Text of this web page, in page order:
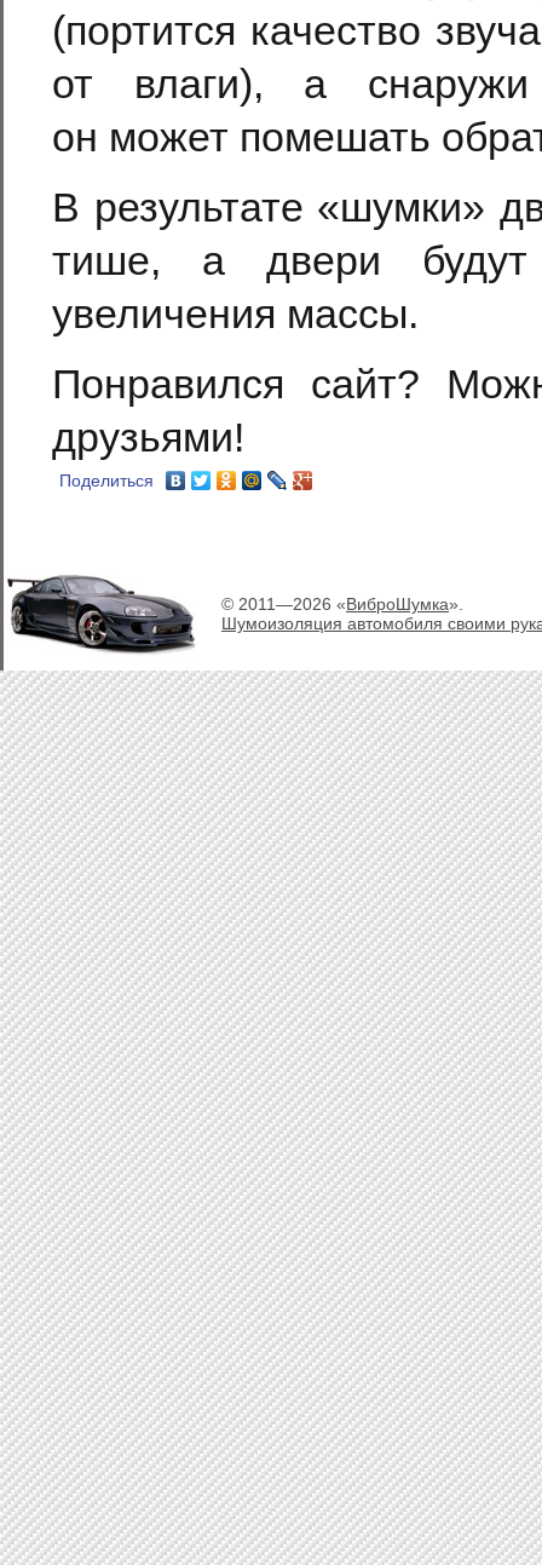
(портится качество
от влаги), а
он может помешать
В результате «шумки»
тише, а двери будут
увеличения массы.
Понравился сайт?
друзьями!
Поделиться
© 2011—2026 «ВиброШумка».
Шумоизоляция автомобиля своими